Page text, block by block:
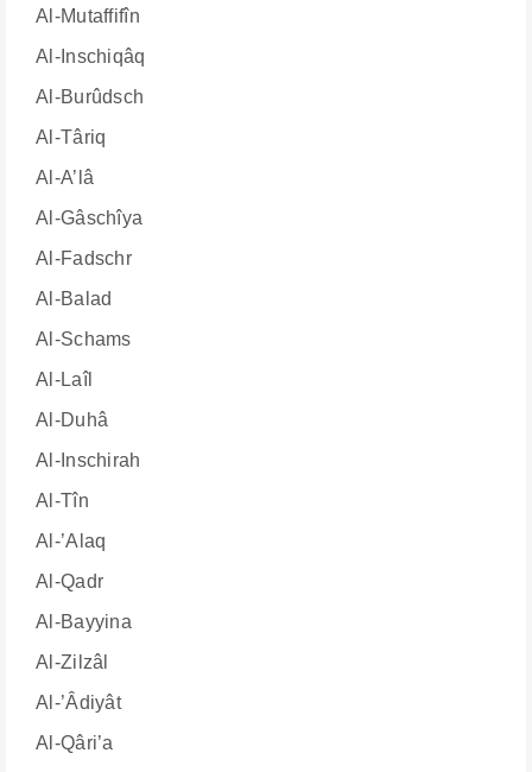
Al-Mutaffifîn
Al-Inschiqâq
Al-Burûdsch
Al-Târiq
Al-A’lâ
Al-Gâschîya
Al-Fadschr
Al-Balad
Al-Schams
Al-Laîl
Al-Duhâ
Al-Inschirah
Al-Tîn
Al-’Alaq
Al-Qadr
Al-Bayyina
Al-Zilzâl
Al-’Âdiyât
Al-Qâri’a